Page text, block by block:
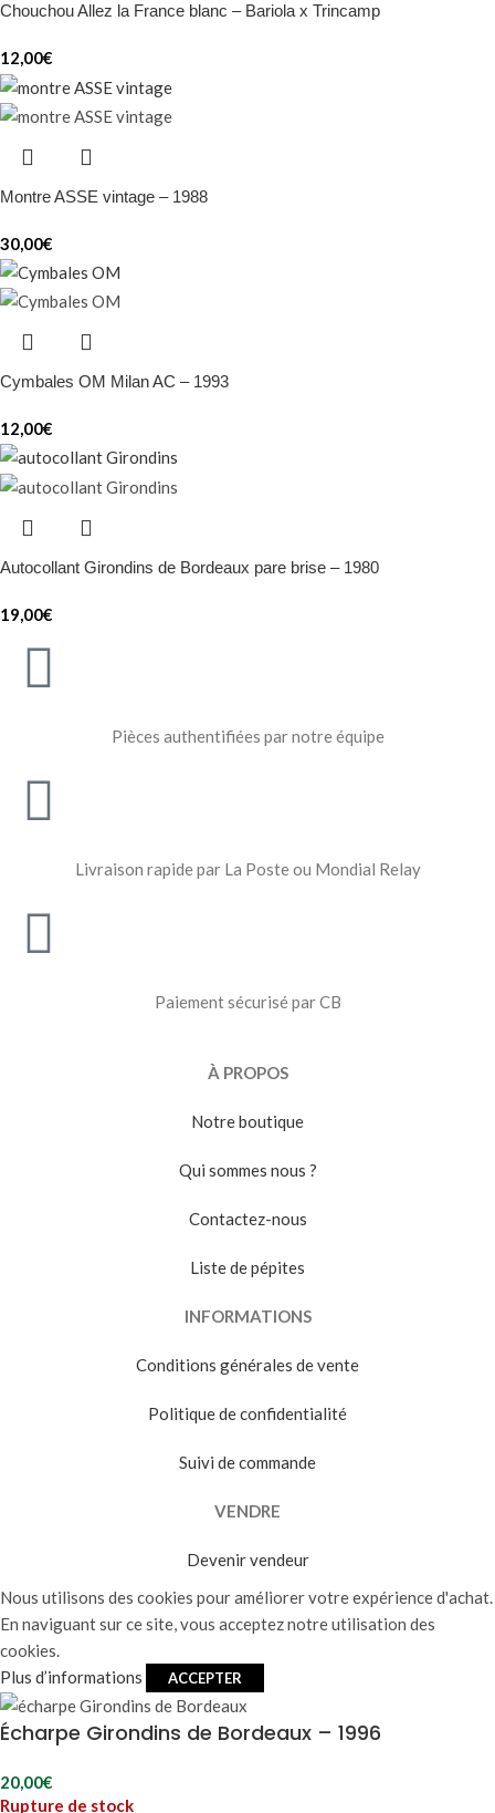
Chouchou Allez la France blanc – Bariola x Trincamp
12,00€
Montre ASSE vintage – 1988
30,00€
Cymbales OM Milan AC – 1993
12,00€
Autocollant Girondins de Bordeaux pare brise – 1980
19,00€
Pièces authentifiées par notre équipe
Livraison rapide par La Poste ou Mondial Relay
Paiement sécurisé par CB
À PROPOS
Notre boutique
Qui sommes nous ?
Contactez-nous
Liste de pépites
INFORMATIONS
Conditions générales de vente
Politique de confidentialité
Suivi de commande
VENDRE
Devenir vendeur
Nous utilisons des cookies pour améliorer votre expérience d'achat.
En naviguant sur ce site, vous acceptez notre utilisation des
cookies.
Plus d’informations
ACCEPTER
Écharpe Girondins de Bordeaux – 1996
20,00€
Rupture de stock